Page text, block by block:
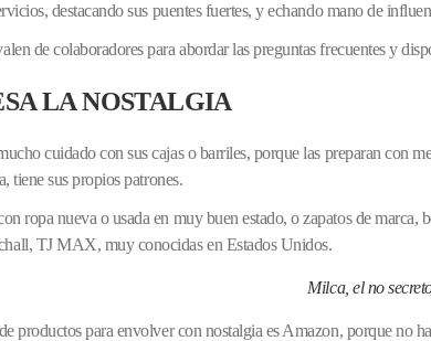
destacando sus puentes fuertes, y echando mano de
de colaboradores para abordar las preguntas frecuentes y
LA NOSTALGIA
cuidado con sus cajas o barriles, porque las preparan con
tiene sus propios patrones.
ropa nueva o usada en muy buen estado, o zapatos de
TJ MAX, muy conocidas en Estados Unidos.
Milca, el no
productos para envolver con nostalgia es Amazon, porque no